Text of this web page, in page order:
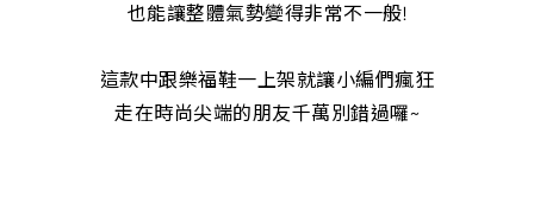
也能讓整體氣勢變得非常不一般!
這款中跟樂福鞋一上架就讓小編們瘋狂
走在時尚尖端的朋友千萬別錯過囉~